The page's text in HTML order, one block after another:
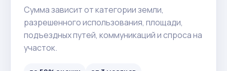
Сумма зависит от категории земли,
разрешенного использования, площади,
подъездных путей, коммуникаций и спроса на
участок.